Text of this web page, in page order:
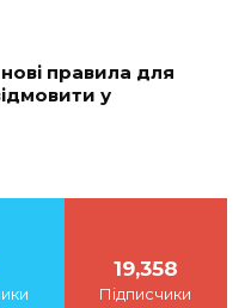
правила для
у
19,358
Підписчики